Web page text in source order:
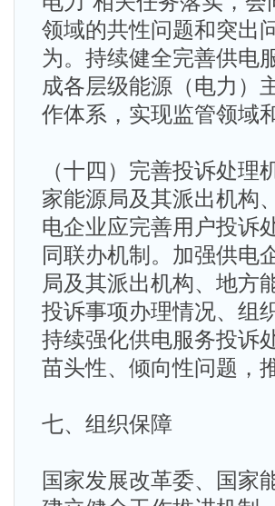
领域的共性问题和突出
为。持续健全完善供电
成各层级能源（电力）
作体系，实现监管领域
（十四）完善投诉处
家能源局及其派出机构
电企业应完善用户投诉
同联办机制。加强供电
局及其派出机构、地方
投诉事项办理情况、组
持续强化供电服务投诉
苗头性、倾向性问题，
七、组织保障
国家发展改革委、国家